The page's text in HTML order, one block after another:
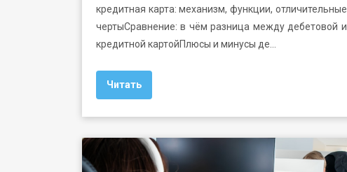
кредитная карта: механизм, функции, отличительные
чертыСравнение: в чём разница между дебетовой и
кредитной картойПлюсы и минусы де…
Читать